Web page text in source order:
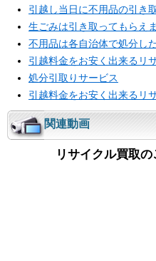
引越し当日に不用品の引き
生ごみは引き取ってもらえ
不用品は各自治体で処分し
引越料金をお安く出来るリ
処分引取りサービス
引越料金をお安く出来るリ
関連動画
リサイクル買取